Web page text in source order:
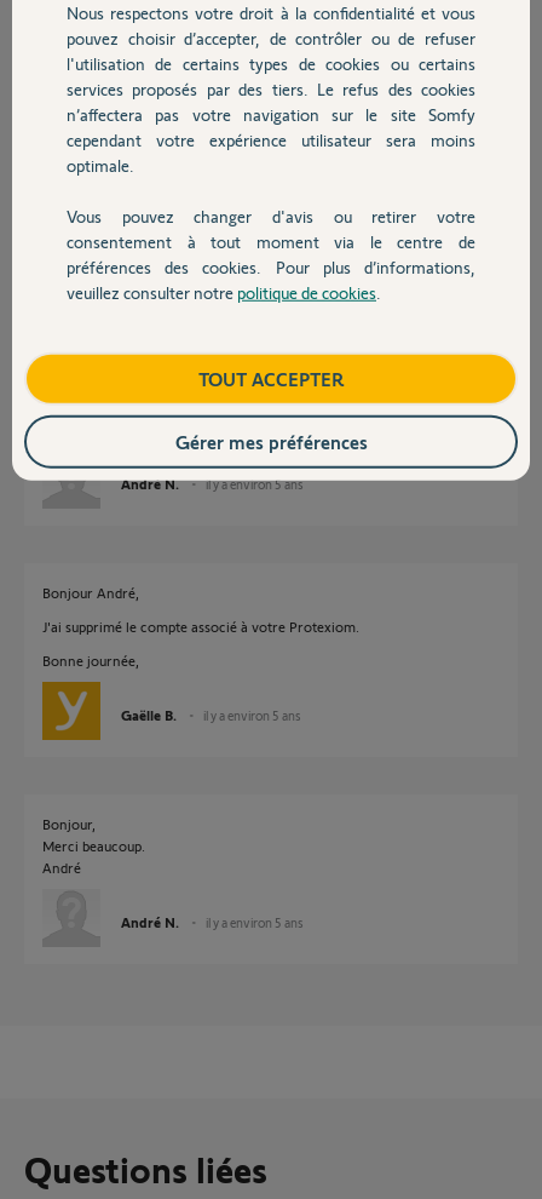
Chauffage
Autres produits
Devis avec un pro
Contact
Réponses
Coucou papa,
Bises ;-)
André N. il y a environ 5 ans
Le numéro ip est le 2405-01
André N. il y a environ 5 ans
Bonjour André,
J'ai supprimé le compte associé à votre Protexiom.
Bonne journée,
Gaëlle B. il y a environ 5 ans
Bonjour,
Merci beaucoup.
André
André N. il y a environ 5 ans
Questions liées
Nous respectons votre droit à la confidentialité et vous
pouvez choisir d’accepter, de contrôler ou de refuser
l'utilisation de certains types de cookies ou certains
services proposés par des tiers. Le refus des cookies
n’affectera pas votre navigation sur le site Somfy
cependant votre expérience utilisateur sera moins
optimale.
Vous pouvez changer d'avis ou retirer votre
consentement à tout moment via le centre de
préférences des cookies. Pour plus d’informations,
veuillez consulter notre politique de cookies
TOUT ACCEPTER
Gérer mes préférences